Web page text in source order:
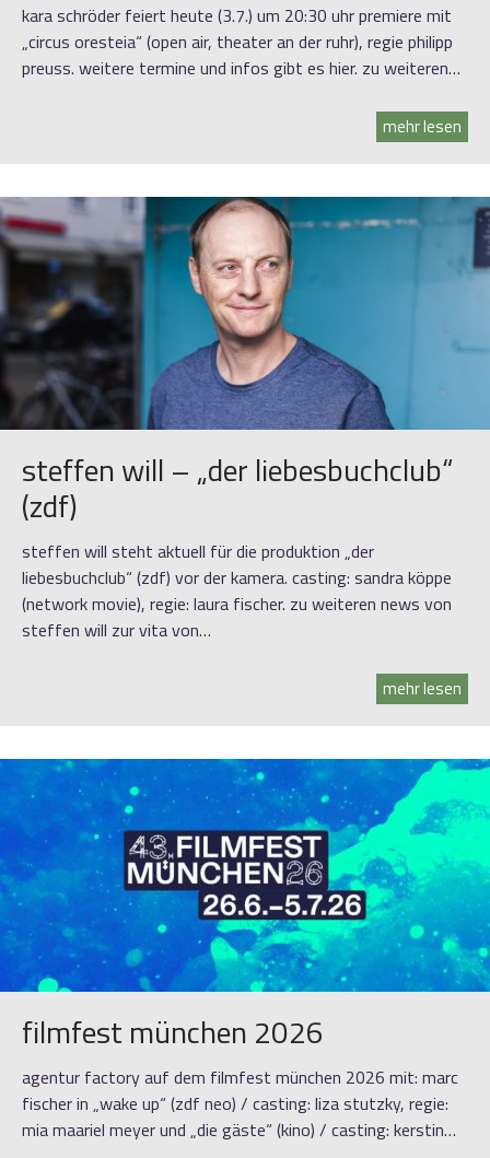
kara schröder feiert heute (3.7.) um 20:30 uhr premiere mit
„circus oresteia“ (open air, theater an der ruhr), regie philipp
preuss. weitere termine und infos gibt es hier. zu weiteren…
mehr lesen
steffen will – „der liebesbuchclub“
(zdf)
steffen will steht aktuell für die produktion „der
liebesbuchclub“ (zdf) vor der kamera. casting: sandra köppe
(network movie), regie: laura fischer. zu weiteren news von
steffen will zur vita von…
mehr lesen
filmfest münchen 2026
agentur factory auf dem filmfest münchen 2026 mit: marc
fischer in „wake up“ (zdf neo) / casting: liza stutzky, regie:
mia maariel meyer und „die gäste“ (kino) / casting: kerstin…